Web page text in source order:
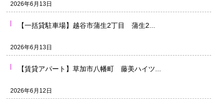
2026年6月13日
【一括貸駐車場】越谷市蒲生2丁目 蒲生2...
2026年6月13日
【賃貸アパート】草加市八幡町 藤美ハイツ...
2026年6月12日